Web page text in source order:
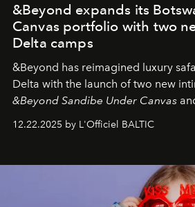
&Beyond expands its
Canvas portfolio with two
Delta camps
&Beyond has reimagined luxury
Delta with the launch of two new
&Beyond Sandibe Under Canvas
&Beyond Chobe Under Canvas
iconic wild places, a journey
of adventure, intimacy, and
is not a lodge — it’s
12.22.2025 by L'Officiel BALTIC